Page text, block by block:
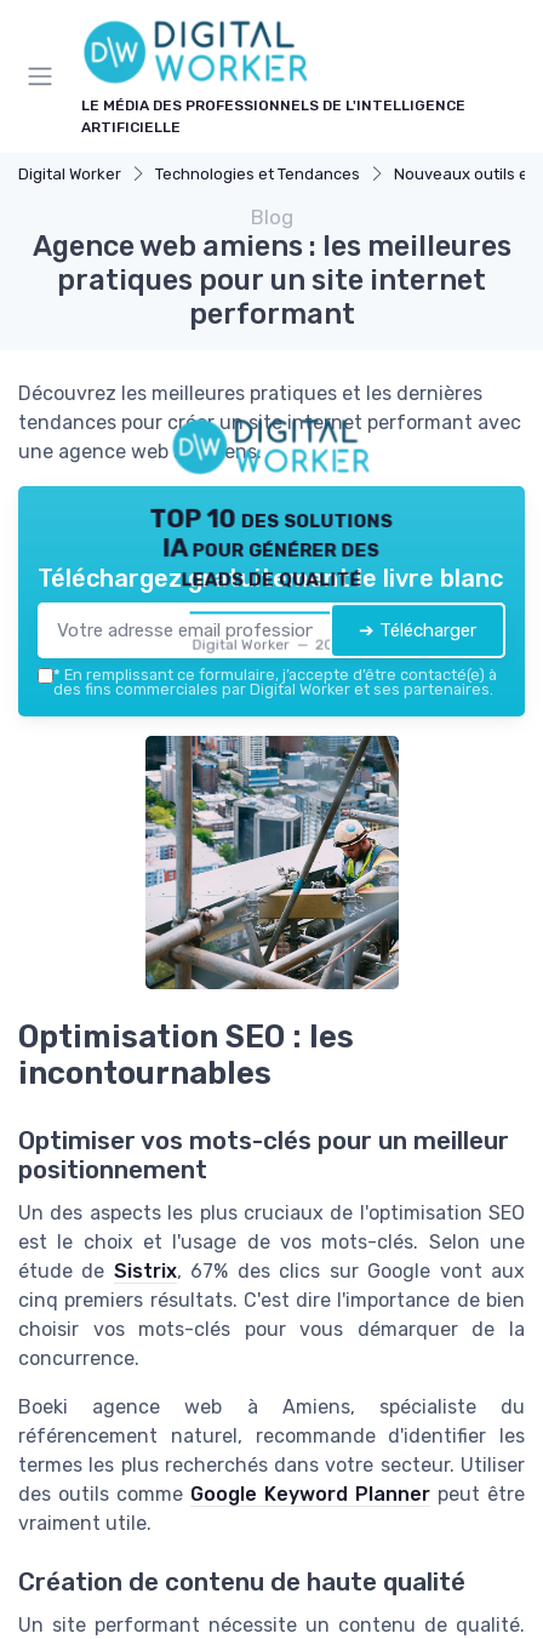
LE MÉDIA DES PROFESSIONNELS DE L'INTELLIGENCE
ARTIFICIELLE
Digital Worker Technologies et Tendances Nouveaux outils et
Blog
Agence web amiens : les meilleures
pratiques pour un site internet
performant
Découvrez les meilleures pratiques et les dernières
tendances pour créer un site internet performant avec
une agence web à Amiens.
TOP 10 des solutions
IA pour générer des
leads de qualité
Digital Worker — 2026
Téléchargez gratuitement le livre blanc
➔ Télécharger
* En remplissant ce formulaire, j’accepte d’être contacté(e) à
des fins commerciales par Digital Worker et ses partenaires.
Optimisation SEO : les
incontournables
Optimiser vos mots-clés pour un meilleur
positionnement
Un des aspects les plus cruciaux de l'optimisation SEO
est le choix et l'usage de vos mots-clés. Selon une
étude de Sistrix, 67% des clics sur Google vont aux
cinq premiers résultats. C'est dire l'importance de bien
choisir vos mots-clés pour vous démarquer de la
concurrence.
Boeki agence web à Amiens, spécialiste du
référencement naturel, recommande d'identifier les
termes les plus recherchés dans votre secteur. Utiliser
des outils comme Google Keyword Planner peut être
vraiment utile.
Création de contenu de haute qualité
Un site performant nécessite un contenu de qualité.